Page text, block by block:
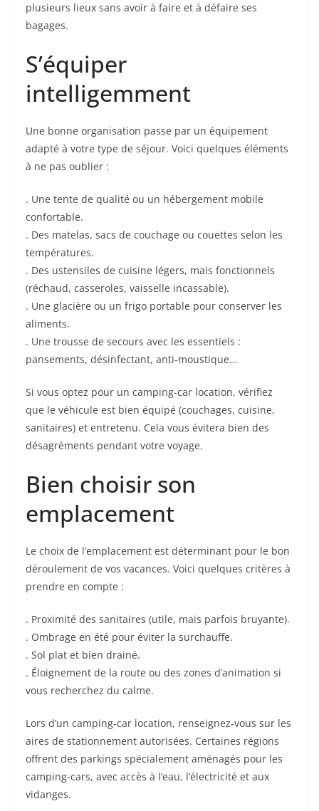
plusieurs lieux sans avoir à faire et à défaire ses
bagages.
S’équiper
intelligemment
Une bonne organisation passe par un équipement
adapté à votre type de séjour. Voici quelques éléments
à ne pas oublier :
. Une tente de qualité ou un hébergement mobile
confortable.
. Des matelas, sacs de couchage ou couettes selon les
températures.
. Des ustensiles de cuisine légers, mais fonctionnels
(réchaud, casseroles, vaisselle incassable).
. Une glacière ou un frigo portable pour conserver les
aliments.
. Une trousse de secours avec les essentiels :
pansements, désinfectant, anti-moustique…
Si vous optez pour un camping-car location, vérifiez
que le véhicule est bien équipé (couchages, cuisine,
sanitaires) et entretenu. Cela vous évitera bien des
désagréments pendant votre voyage.
Bien choisir son
emplacement
Le choix de l’emplacement est déterminant pour le bon
déroulement de vos vacances. Voici quelques critères à
prendre en compte :
. Proximité des sanitaires (utile, mais parfois bruyante).
. Ombrage en été pour éviter la surchauffe.
. Sol plat et bien drainé.
. Éloignement de la route ou des zones d’animation si
vous recherchez du calme.
Lors d’un camping-car location, renseignez-vous sur les
aires de stationnement autorisées. Certaines régions
offrent des parkings spécialement aménagés pour les
camping-cars, avec accès à l’eau, l’électricité et aux
vidanges.